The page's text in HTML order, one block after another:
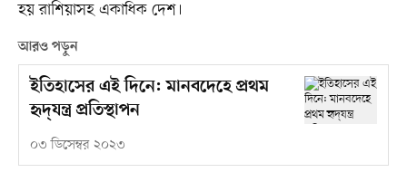
হয় রাশিয়াসহ একাধিক দেশ।
আরও পড়ুন
ইতিহাসের এই দিনে: মানবদেহে প্রথম
হৃদ্‌যন্ত্র প্রতিস্থাপন
০৩ ডিসেম্বর ২০২৩